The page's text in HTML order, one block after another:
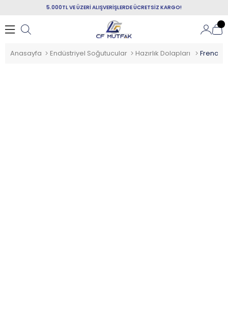
5.000TL VE ÜZERİ ALIŞVERİŞLERDE ÜCRETSİZ KARGO!
Anasayfa Endüstriyel Soğutucular Hazırlık Dolapları Frenox